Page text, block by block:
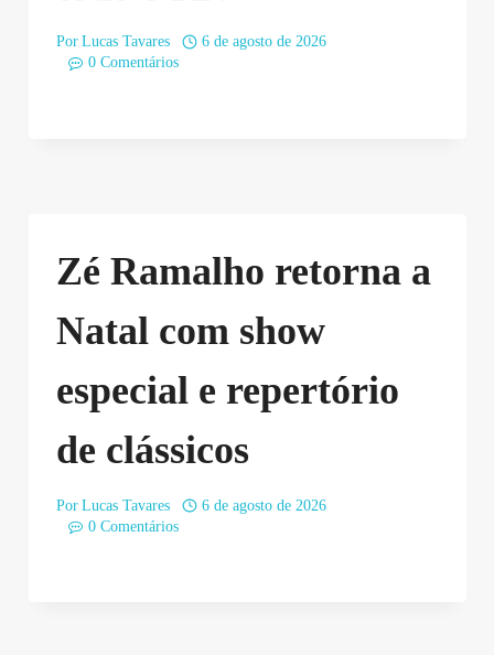
Por Lucas Tavares
6 de agosto de 2026
0 Comentários
Zé Ramalho retorna a
Natal com show
especial e repertório
de clássicos
Por Lucas Tavares
6 de agosto de 2026
0 Comentários